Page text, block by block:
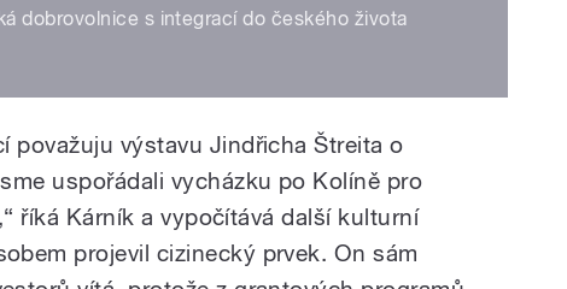
dobrovolnice s integrací do českého života
považuju výstavu Jindřicha Štreita o
uspořádali vycházku po Kolíně pro
říká Kárník a vypočítává další kulturní
projevil cizinecký prvek. On sám